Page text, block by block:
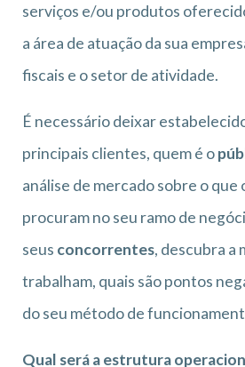
serviços e/ou produtos
a área de atuação da sua
fiscais e o setor de atividade.
É necessário deixar
principais clientes, quem é o
análise de mercado sobre o que
procuram no seu ramo de
seus concorrentes, descubra a
trabalham, quais são pontos
do seu método de
Qual será a estrutura